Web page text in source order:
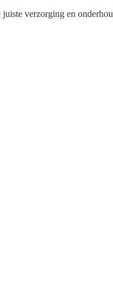
verzorging en